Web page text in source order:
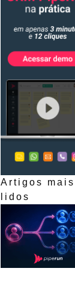
Artigos mais
lidos